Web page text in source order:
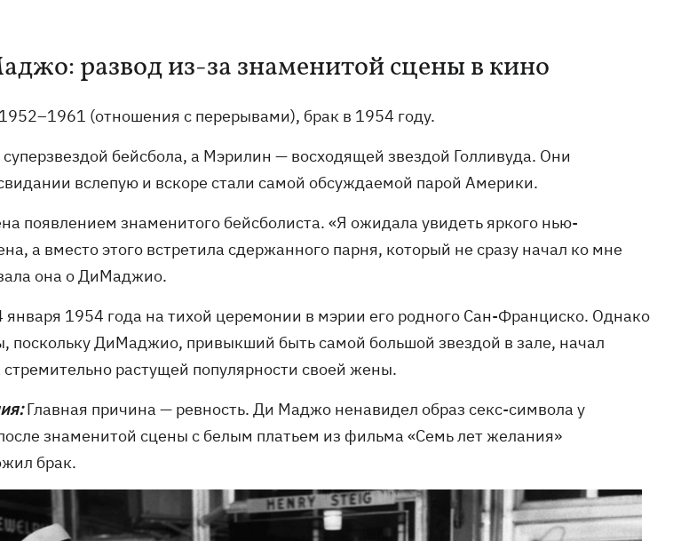
развод из-за знаменитой сцены в кино
(отношения с перерывами), брак в 1954 году.
бейсбола, а Мэрилин — восходящей звездой Голливуда. Они
вслепую и вскоре стали самой обсуждаемой парой Америки.
​​появлением знаменитого бейсболиста. «Я ожидала увидеть яркого нью-
а вместо этого встретила сдержанного парня, который не сразу начал ко мне
она о ДиМаджио.
1954 года на тихой церемонии в мэрии его родного Сан-Франциско. Однако
поскольку ДиМаджио, привыкший быть самой большой звездой в зале, начал
стремительно растущей популярности своей жены.
Главная причина — ревность. Ди Маджо ненавидел образ секс-символа у
знаменитой сцены с белым платьем из фильма «Семь лет желания»
брак.